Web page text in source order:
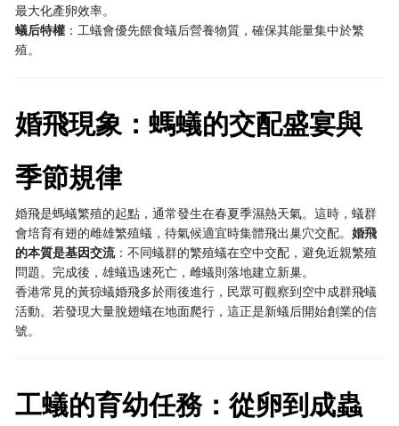
最大化產卵效率。
蟻后特權 ：工蟻會優先餵食蟻后營養物質，確保其能量集中於繁
殖。
婚飛現象：螞蟻的交配盛宴與
季節規律
婚飛是螞蟻繁殖的起點，通常發生在春夏季濕熱天氣。這時，蟻群
會培育有翅的雌雄繁殖蟻，待氣候適宜時集體飛出巢穴交配。婚飛
的本質是基因交流：不同蟻群的繁殖蟻在空中交配，避免近親繁殖
問題。完成後，雄蟻迅速死亡，雌蟻則落地建立新巢。
香港常見的黃猄蟻婚飛多於雨後進行，民眾可觀察到空中成群飛蟻
活動。若發現大量脫翅蟻在地面爬行，這正是新蟻后開始創業的信
號。
工蟻的育幼任務：從卵到成蟲